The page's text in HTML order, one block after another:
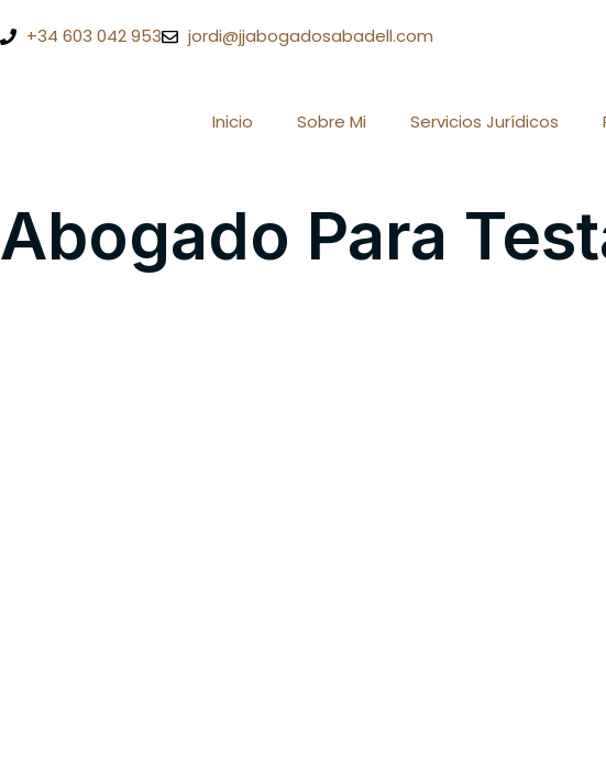
+34 603 042 953 jordi@jjabogadosabadell.com
Inicio Sobre Mi Servicios Jurídicos
Abogado Para